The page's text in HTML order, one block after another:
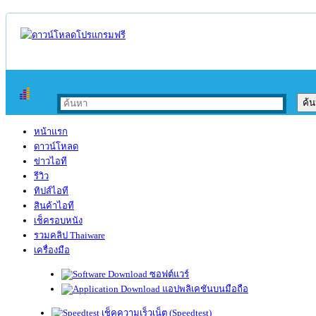
หน้าแรก
ดาวน์โหลด
ข่าวไอที
รีวิว
ทิปส์ไอที
สินค้าไอที
เช็ครอบหนัง
รวมคลิป Thaiware
เครื่องมือ
ซอฟต์แวร์
แอปพลิเคชันบนมือถือ
เช็คความเร็วเน็ต (Speedtest)